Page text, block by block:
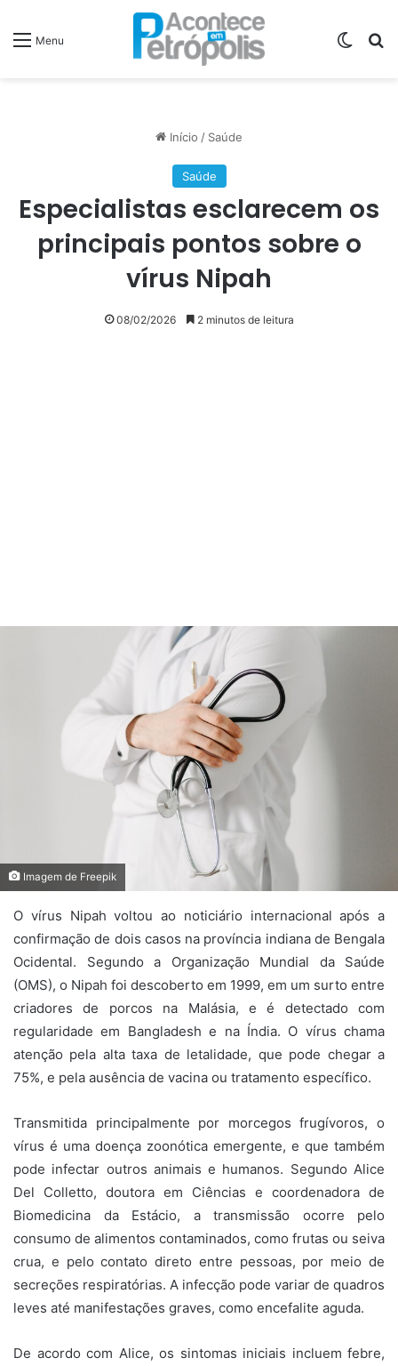
Menu
Início / Saúde
Saúde
Especialistas esclarecem os
principais pontos sobre o
vírus Nipah
08/02/2026 2 minutos de leitura
Imagem de Freepik
O vírus Nipah voltou ao noticiário internacional após a
confirmação de dois casos na província indiana de Bengala
Ocidental. Segundo a Organização Mundial da Saúde
(OMS), o Nipah foi descoberto em 1999, em um surto entre
criadores de porcos na Malásia, e é detectado com
regularidade em Bangladesh e na Índia. O vírus chama
atenção pela alta taxa de letalidade, que pode chegar a
75%, e pela ausência de vacina ou tratamento específico.
Transmitida principalmente por morcegos frugívoros, o
vírus é uma doença zoonótica emergente, e que também
pode infectar outros animais e humanos. Segundo Alice
Del Colletto, doutora em Ciências e coordenadora de
Biomedicina da Estácio, a transmissão ocorre pelo
consumo de alimentos contaminados, como frutas ou seiva
crua, e pelo contato direto entre pessoas, por meio de
secreções respiratórias. A infecção pode variar de quadros
leves até manifestações graves, como encefalite aguda.
De acordo com Alice, os sintomas iniciais incluem febre,